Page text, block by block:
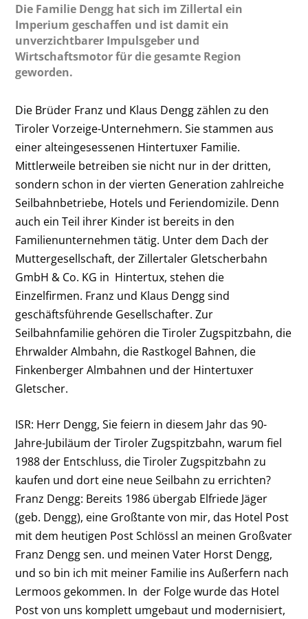
Die Familie Dengg hat sich im Zillertal ein
Imperium geschaffen und ist damit ein
unverzichtbarer Impulsgeber und
Wirtschaftsmotor für die gesamte Region
geworden.
Die Brüder Franz und Klaus Dengg zählen zu den
Tiroler Vorzeige-Unternehmern. Sie stammen aus
einer alteingesessenen Hintertuxer Familie.
Mittlerweile betreiben sie nicht nur in der dritten,
sondern schon in der vierten Generation zahlreiche
Seilbahnbetriebe, Hotels und Feriendomizile. Denn
auch ein Teil ihrer Kinder ist bereits in den
Familienunternehmen tätig. Unter dem Dach der
Muttergesellschaft, der Zillertaler Gletscherbahn
GmbH & Co. KG in Hintertux, stehen die
Einzelfirmen. Franz und Klaus Dengg sind
geschäftsführende Gesellschafter. Zur
Seilbahnfamilie gehören die Tiroler Zugspitzbahn, die
Ehrwalder Almbahn, die Rastkogel Bahnen, die
Finkenberger Almbahnen und der Hintertuxer
Gletscher.
ISR: Herr Dengg, Sie feiern in diesem Jahr das 90-
Jahre-Jubiläum der Tiroler Zugspitzbahn, warum fiel
1988 der Entschluss, die Tiroler Zugspitzbahn zu
kaufen und dort eine neue Seilbahn zu errichten?
Franz Dengg: Bereits 1986 übergab Elfriede Jäger
(geb. Dengg), eine Großtante von mir, das Hotel Post
mit dem heutigen Post Schlössl an meinen Großvater
Franz Dengg sen. und meinen Vater Horst Dengg,
und so bin ich mit meiner Familie ins Außerfern nach
Lermoos gekommen. In der Folge wurde das Hotel
Post von uns komplett umgebaut und modernisiert,